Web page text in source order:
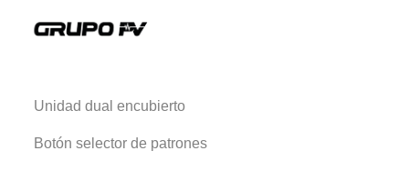
Unidad dual encubierto
Botón selector de patrones